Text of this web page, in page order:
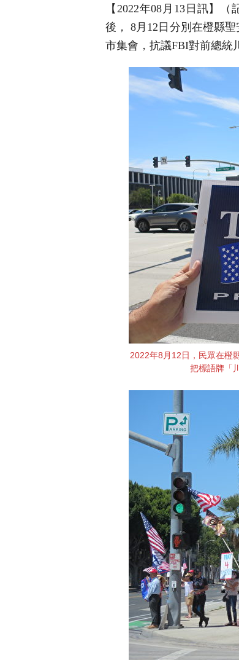
【2022年08月13日訊】
後， 8月12日分別在橙縣
市集會，抗議FBI對前總統
2022年8月12日，民眾在橙
把標語牌「